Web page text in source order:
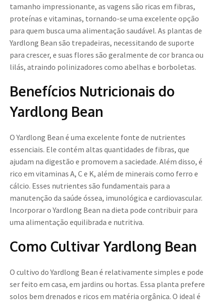
tamanho impressionante, as vagens são ricas em fibras,
proteínas e vitaminas, tornando-se uma excelente opção
para quem busca uma alimentação saudável. As plantas de
Yardlong Bean são trepadeiras, necessitando de suporte
para crescer, e suas flores são geralmente de cor branca ou
lilás, atraindo polinizadores como abelhas e borboletas.
Benefícios Nutricionais do
Yardlong Bean
O Yardlong Bean é uma excelente fonte de nutrientes
essenciais. Ele contém altas quantidades de fibras, que
ajudam na digestão e promovem a saciedade. Além disso, é
rico em vitaminas A, C e K, além de minerais como ferro e
cálcio. Esses nutrientes são fundamentais para a
manutenção da saúde óssea, imunológica e cardiovascular.
Incorporar o Yardlong Bean na dieta pode contribuir para
uma alimentação equilibrada e nutritiva.
Como Cultivar Yardlong Bean
O cultivo do Yardlong Bean é relativamente simples e pode
ser feito em casa, em jardins ou hortas. Essa planta prefere
solos bem drenados e ricos em matéria orgânica. O ideal é